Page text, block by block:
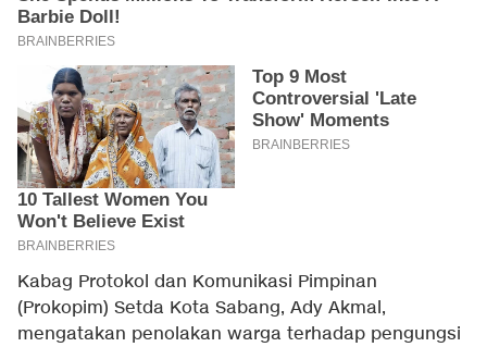
Kabag Protokol dan Komunikasi Pimpinan
(Prokopim) Setda Kota Sabang, Ady Akmal,
mengatakan penolakan warga terhadap pengungsi